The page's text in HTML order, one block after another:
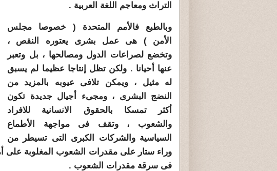
التراث ومعاجم اللغة العربية .
وبالطبع فالأمم المتحدة ( خصوصا مجلس
الأمن ) هى عمل بشرى يعتوره النقص ،
وتخضع لصراعات الدول ومصالحها ، بل وتعبر
عنها أحيانا . ولكن تظل إنتاجا عظيما لم يسبق
له مثيل ، ويمكن تلافى عيوبه بالمزيد من
النضج البشرى ، ومجىء أجيال جديدة تكون
أكثر تمسكا بالحقوق الانسانية للافراد
والشعوب ، وتقف فى مواجهة الأطماع
السياسية والشركات الكبرى التى تسيطر من
وراء ستار على مقدرات الشعوب المغلوبة على
فى سرقة مقدرات الشعوب .